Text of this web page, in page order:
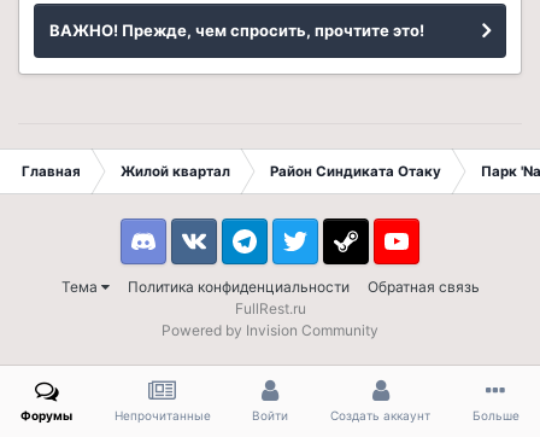
ВАЖНО! Прежде, чем спросить, прочтите это!
Главная Жилой квартал Район Синдиката Отаку Парк
Тема Политика конфиденциальности Обратная связь
DiscordVK TelegramTwitter Steam Youtube
FullRest.ru
Powered by Invision Community
Форумы Непрочитанные Войти Создать аккаунт Больше